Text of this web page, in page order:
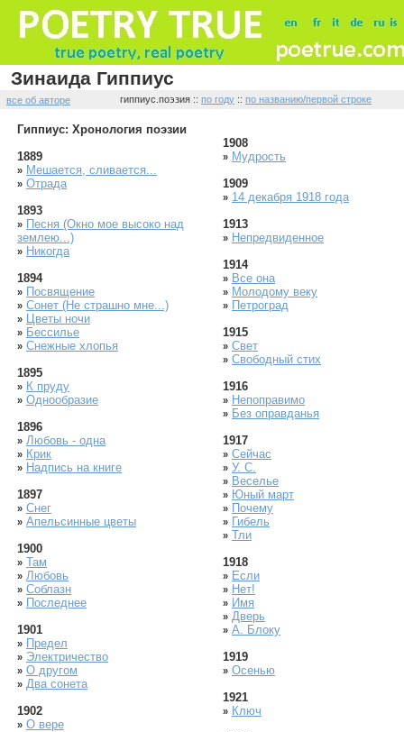
Зинаида Гиппиус
все об авторе гиппиус.поэзия :: по году :: по названию/первой строке
Гиппиус: Хронология поэзии
1889
» Мешается, сливается...
» Отрада
1893
» Песня (Окно мое высоко над
землею...)
» Никогда
1894
» Посвящение
» Сонет (Не страшно мне...)
» Цветы ночи
» Бессилье
» Снежные хлопья
1895
» К пруду
» Однообразие
1896
» Любовь - одна
» Крик
» Надпись на книге
1897
» Снег
» Апельсинные цветы
1900
» Там
» Любовь
» Соблазн
» Последнее
1901
» Предел
» Электричество
» О другом
» Два сонета
1902
» О вере
1908
» Мудрость
1909
» 14 декабря 1918 года
1913
» Непредвиденное
1914
» Все она
» Молодому веку
» Петроград
1915
» Свет
» Свободный стих
1916
» Непоправимо
» Без оправданья
1917
» Сейчас
» У. С.
» Веселье
» Юный март
» Почему
» Гибель
» Тли
1918
» Если
» Нет!
» Имя
» Дверь
» А. Блоку
1919
» Осенью
1921
» Ключ